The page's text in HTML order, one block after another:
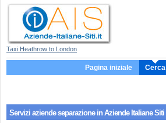
Taxi Heathrow to London
Pagina iniziale Cerca
Servizi aziendeseparazionein Aziende Italiane Siti